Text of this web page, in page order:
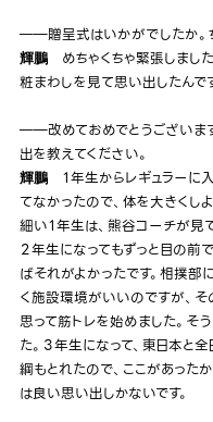
――贈呈式はいかがでしたか。
輝鵬めちゃくちゃ緊張しました
粧まわしを見て思い出したんで
――改めておめでとうございま
出を教えてください。
輝鵬１年生からレギュラーに
てなかったので、体を大きくし
細い１年生は、熊谷コーチが見
２年生になってもずっと目の前
ばそれがよかったです。相撲部
く施設環境がいいのですが、
思って筋トレを始めました。そ
た。３年生になって、東日本と
綱もとれたので、ここがあった
は良い思い出しかないです。